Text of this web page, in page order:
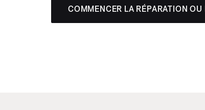
COMMENCER LA RÉPARATION